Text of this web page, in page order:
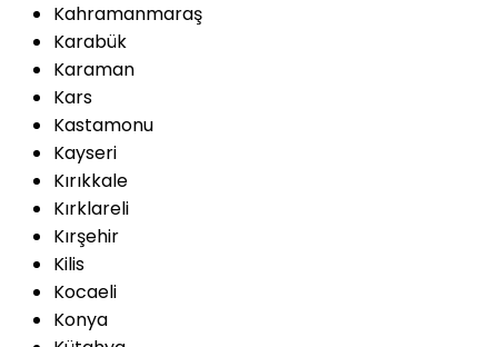
Kahramanmaraş
Karabük
Karaman
Kars
Kastamonu
Kayseri
Kırıkkale
Kırklareli
Kırşehir
Kilis
Kocaeli
Konya